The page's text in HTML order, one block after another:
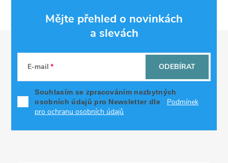
Mějte přehled o novinkách
a slevách
E-mail
Souhlasím se zpracováním nezbytných
osobních údajů pro Newsletter dle
Podmínek
pro ochranu osobních údajů
ODEBÍRAT